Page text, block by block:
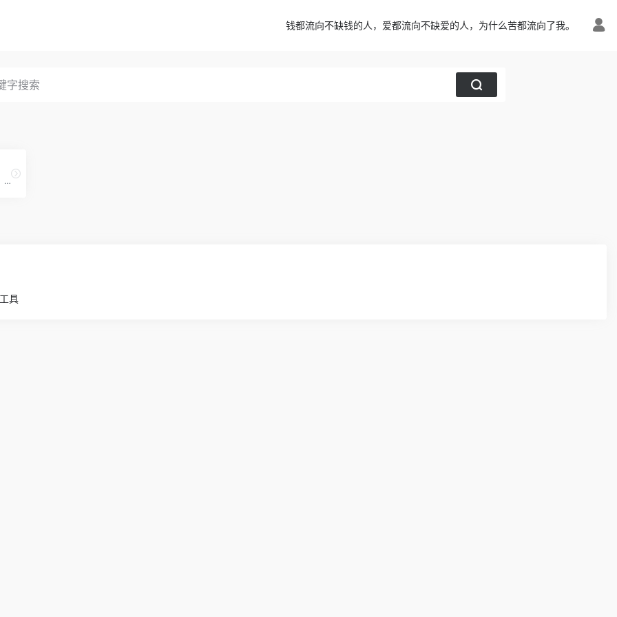
钱都流向不缺钱的人，爱都流向不缺爱的人，为什么苦都流向了我。
文心一言既是你的智能伙伴，可以陪你聊天、回答问题、画图识图；也是你的AI助手，可以提供灵感、撰写文案、阅读文档、智能翻译，帮你高效完成工作和学习任务。
具